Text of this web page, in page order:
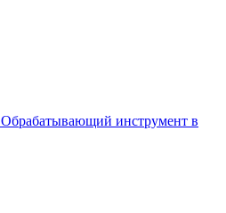
Обрабатывающий инструмент в